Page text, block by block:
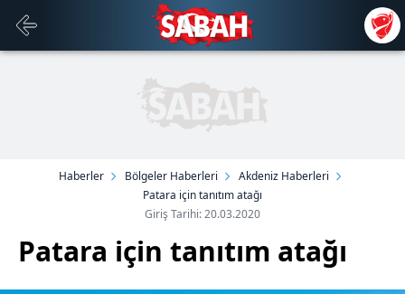
Haberler Bölgeler Haberleri
Akdeniz Haberleri
Patara için tanıtım atağı
Giriş Tarihi: 20.03.2020
Patara için tanıtım atağı